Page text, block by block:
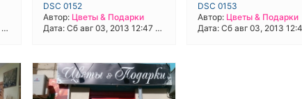
DSC 0152
Автор: Цветы & Подарки
Дата: Сб авг 03, 2013 12:47 pm
DSC 0153
Автор: Цветы & Подарки
Дата: Сб авг 03, 2013 12:47